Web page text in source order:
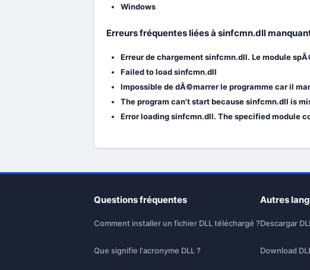
Windows
Erreurs fréquentes liées à sinfcmn.dll
Erreur de chargement sinfcmn.dll. Le module
Failed to load sinfcmn.dll
Impossible de dÃ©marrer le programme car il
The program can't start because sinfcmn.dll is
Error loading sinfcmn.dll. The specified module
Questions fréquentes
Comment installer un fichier DLL téléchargé ?
Que signifie l'acronyme DLL ?
Autres
Descargar
Download